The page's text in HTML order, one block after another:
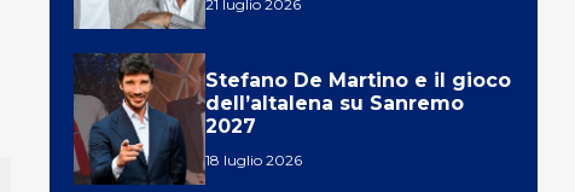
21 luglio 2026
Stefano De Martino e il gioco
dell’altalena su Sanremo
2027
18 luglio 2026